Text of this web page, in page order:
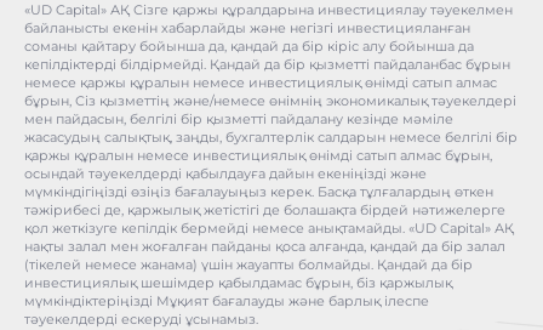
«UD Capital» АҚ Сізге қаржы құралдарына инвестициялау тәуекелмен
байланысты екенін хабарлайды және негізгі инвестицияланған
соманы қайтару бойынша да, қандай да бір кіріс алу бойынша да
кепілдіктерді білдірмейді. Қандай да бір қызметті пайдаланбас бұрын
немесе қаржы құралын немесе инвестициялық өнімді сатып алмас
бұрын, Сіз қызметтің және/немесе өнімнің экономикалық тәуекелдері
мен пайдасын, белгілі бір қызметті пайдалану кезінде мәміле
жасасудың салықтық, заңды, бухгалтерлік салдарын немесе белгілі бір
қаржы құралын немесе инвестициялық өнімді сатып алмас бұрын,
осындай тәуекелдерді қабылдауға дайын екеніңізді және
мүмкіндігіңізді өзіңіз бағалауыңыз керек. Басқа тұлғалардың өткен
тәжірибесі де, қаржылық жетістігі де болашақта бірдей нәтижелерге
қол жеткізуге кепілдік бермейді немесе анықтамайды. «UD Capital» АҚ
нақты залал мен жоғалған пайданы қоса алғанда, қандай да бір залал
(тікелей немесе жанама) үшін жауапты болмайды. Қандай да бір
инвестициялық шешімдер қабылдамас бұрын, біз қаржылық
мүмкіндіктеріңізді Мұқият бағалауды және барлық ілеспе
тәуекелдерді ескеруді ұсынамыз.